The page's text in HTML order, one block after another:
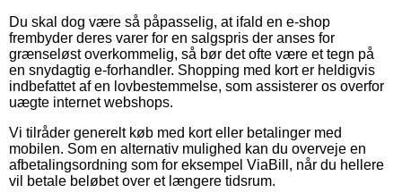
Du skal dog være så påpasselig, at ifald en e-shop
frembyder deres varer for en salgspris der anses for
grænseløst overkommelig, så bør det ofte være et tegn på
en snydagtig e-forhandler. Shopping med kort er heldigvis
indbefattet af en lovbestemmelse, som assisterer os overfor
uægte internet webshops.
Vi tilråder generelt køb med kort eller betalinger med
mobilen. Som en alternativ mulighed kan du overveje en
afbetalingsordning som for eksempel ViaBill, når du hellere
vil betale beløbet over et længere tidsrum.